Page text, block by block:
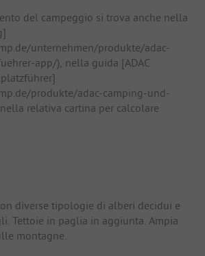
del campeggio si trova anche nella
unternehmen/produkte/adac-
app/), nella guida [ADAC
produkte/adac-camping-und-
relativa cartina per calcolare
diverse tipologie di alberi decidui e
Tettoie in paglia in aggiunta. Ampia
montagne.